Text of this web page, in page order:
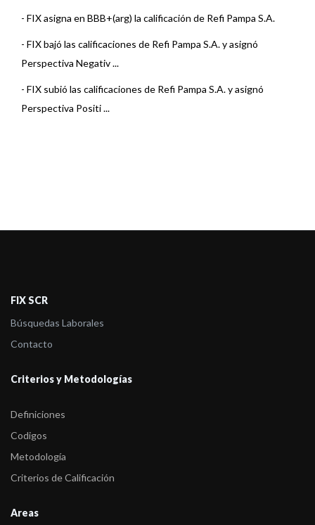
- FIX asigna en BBB+(arg) la calificación de Refi Pampa S.A.
- FIX bajó las calificaciones de Refi Pampa S.A. y asignó
Perspectiva Negativ ...
- FIX subió las calificaciones de Refi Pampa S.A. y asignó
Perspectiva Positi ...
FIX SCR
Búsquedas Laborales
Contacto
Criterios y Metodologías
Definiciones
Codigos
Metodología
Criterios de Calificación
Areas